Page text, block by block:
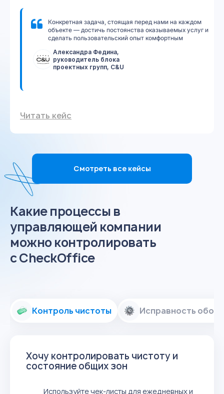
Конкретная задача, стоящая перед нами на каждом
объекте — достичь постоянства оказываемых услуг и
сделать пользовательский опыт комфортным
Александра Федина,
руководитель блока
проектных групп, C&U
Читать кейс
Смотреть все кейсы
Какие процессы в
управляющей компании
можно контролировать
с CheckOffice
Контроль чистоты Исправность
Хочу контролировать чистоту и
состояние общих зон
Используйте чек-листы для ежедневных и